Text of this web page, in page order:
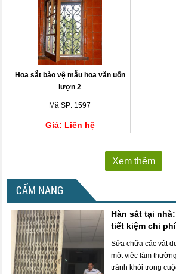
Hoa sắt bảo vệ mẫu hoa văn uốn
lượn 2
Mã SP: 1597
Giá: Liên hệ
Xem thêm
CẨM NANG
Hàn sắt tại
tiết kiệm chi
Sửa chữa các vật
một việc làm
tránh khỏi trong